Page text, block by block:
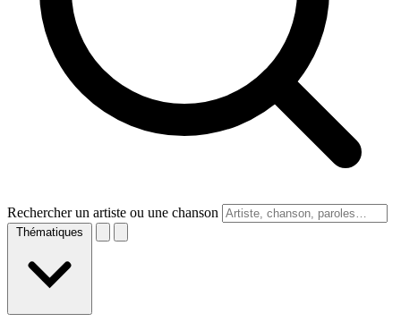
Rechercher un artiste ou une chanson
Thématiques